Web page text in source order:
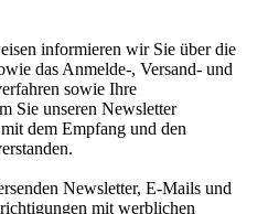
informieren wir Sie über die
das Anmelde-, Versand- und
sowie Ihre
Sie unseren Newsletter
dem Empfang und den
Newsletter, E-Mails und
mit werblichen